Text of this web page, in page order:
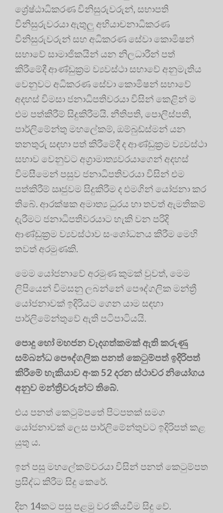
ශ්‍රේෂ්ඨාධිකරණ විනිසුරුවරුන්, සභාපති
විනිසුරුවරයා ඇතුලු අභියාචනාධිකරණ
විනිසුරුවරුන් සහ අධිකරණ සේවා කොමිෂන්
සභාවේ සාමාජිකයින් යන නිලධාරීන් පත්
කිරීමේදී ආණ්ඩුක්‍රම ව්‍යවස්ථා සභාවේ අනුමැතිය
වෙනුවට අධිකරණ සේවා කොමිෂන් සභාවේ
අදහස් විමසා ජනාධිපතිවරයා විසින් කෙළින් ම
එම පත්කිරීම් සිදුකිරීමයි. නීතිපති, පොලිස්පති,
පාර්ලිමේන්තු මහලේකම්, ඔම්බුඩ්ස්මන් යන
තනතුරු සඳහා පත් කිරීමේදී ද ආණ්ඩුක්‍රම ව්‍යවස්ථා
සභාව වෙනුවට අග්‍රාමාත්‍යවරයාගෙන් අදහස්
විමසීමෙන් පසුව ජනාධිපතිවරයා විසින් එම
පත්කිරීම් ඍජුවම සිදුකිරීම ද එමගින් යෝජනා කර
තිබේ. ‍ආරක්ෂක අමාත්‍ය ධුරය හා තවත් ඇමතිකම්
දැරීමට ජනාධිපතිවරයාට හැකි වන පරිදි
ආණ්ඩුක්‍රම ව්‍යවස්ථාව සංශෝධනය කිරීම මෙහි
තවත් අරමුණකි.
මෙම යෝජනාවේ අරමුණ කුමක් වුවත්, මෙම
ලිපියෙන් විමසනු ලබන්නේ පෞද්ගලික මන්ත්‍රී
යෝජනාවක් ඉදිරියට ගෙන යාම සඳහා
පාර්ලිමේන්තුවේ ඇති පටිපාටියයි.
පොදු හෝ මහජන වැදගත්කමක් ඇති කරුණු
සම්බන්ධ පෞද්ගලික පනත් කෙටුම්පත් ඉදිරිපත්
කිරීමේ හැකියාව අංක 52 දරන ස්ථාවර නියෝගය
අනුව මන්ත්‍රීවරුන්ට තිබේ.
එය පනත් කෙටුම්පතේ පිටපතක් සමග
යෝජනාවක් ලෙස පාර්ලිමේන්තුවට ඉදිරිපත් කළ
යුතු ය.
ඉන් පසු මහලේකම්වරයා විසින් පනත් කෙටුම්පත
ප්‍රසිද්ධ කිරීම සිදු කෙරේ.
දින 14කට පසු පළමු වර කියවීම සිදු වේ.